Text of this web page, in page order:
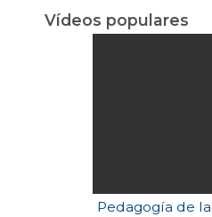
Vídeos populares